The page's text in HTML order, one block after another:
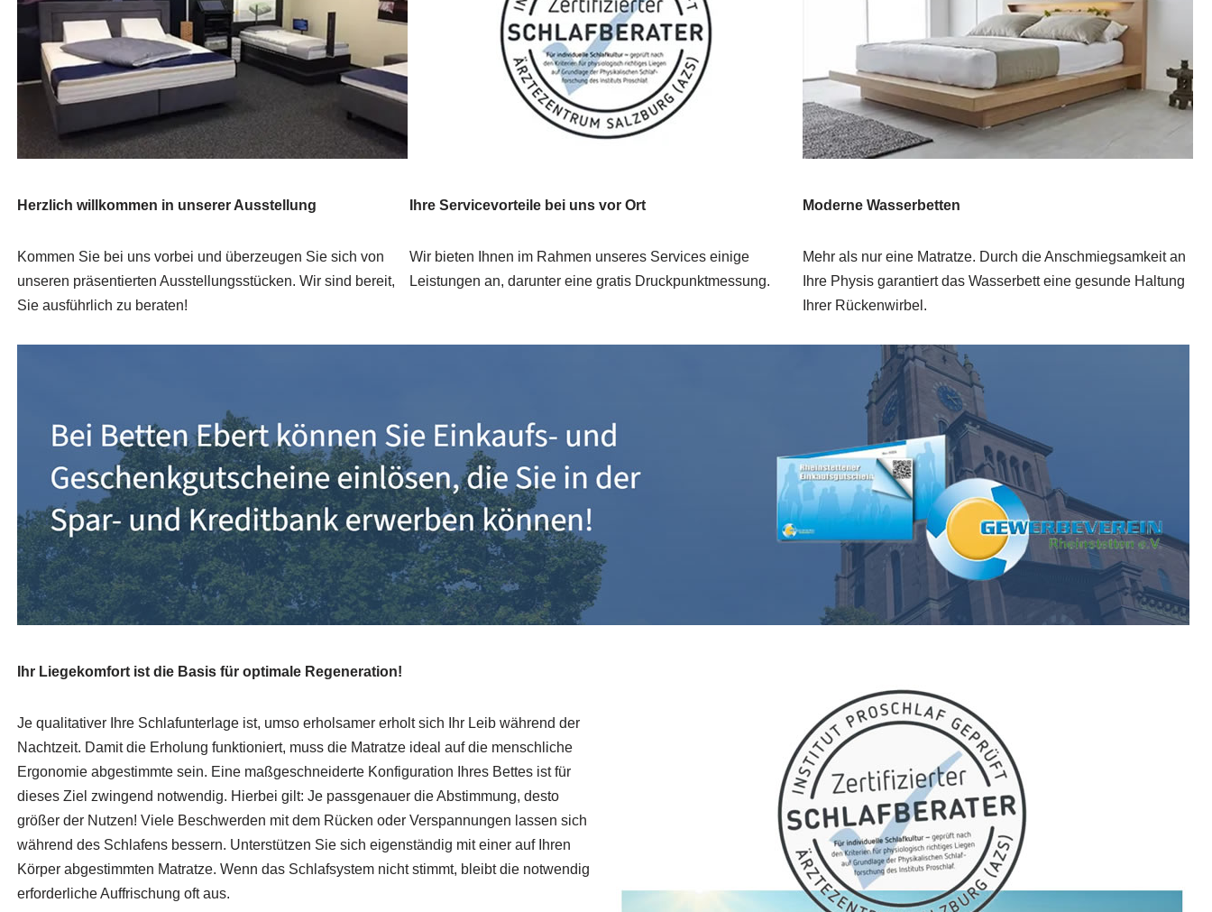
Herzlich willkommen in unserer Ausstellung
Kommen Sie bei uns vorbei und überzeugen Sie sich von
unseren präsentierten Ausstellungsstücken. Wir sind bereit,
Sie ausführlich zu beraten!
Ihre Servicevorteile bei uns vor Ort
Wir bieten Ihnen im Rahmen unseres Services einige
Leistungen an, darunter eine gratis Druckpunktmessung.
Moderne Wasserbetten
Mehr als nur eine Matratze. Durch die Anschmiegsamkeit an
Ihre Physis garantiert das Wasserbett eine gesunde Haltung
Ihrer Rückenwirbel.
Ihr Liegekomfort ist die Basis für optimale Regeneration!
Je qualitativer Ihre Schlafunterlage ist, umso erholsamer erholt sich Ihr Leib während der
Nachtzeit. Damit die Erholung funktioniert, muss die Matratze ideal auf die menschliche
Ergonomie abgestimmte sein. Eine maßgeschneiderte Konfiguration Ihres Bettes ist für
dieses Ziel zwingend notwendig. Hierbei gilt: Je passgenauer die Abstimmung, desto
größer der Nutzen! Viele Beschwerden mit dem Rücken oder Verspannungen lassen sich
während des Schlafens bessern. Unterstützen Sie sich eigenständig mit einer auf Ihren
Körper abgestimmten Matratze. Wenn das Schlafsystem nicht stimmt, bleibt die notwendig
erforderliche Auffrischung oft aus.